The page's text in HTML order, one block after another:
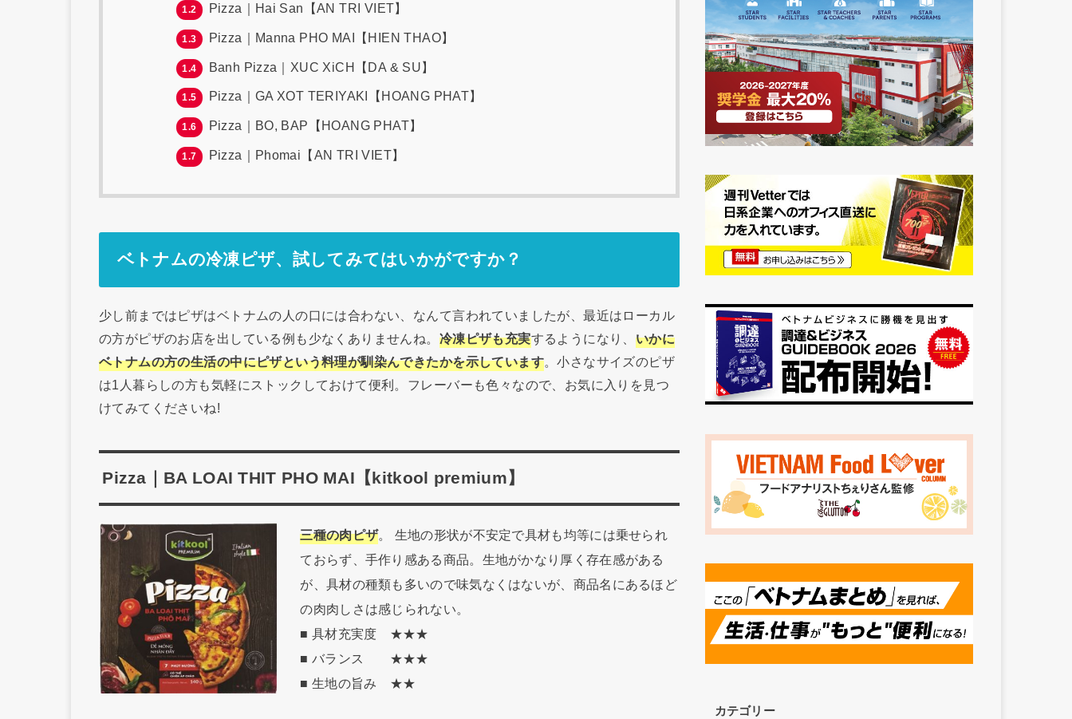
1.2 Pizza｜Hai San【AN TRI VIET】
1.3 Pizza｜Manna PHO MAI【HIEN THAO】
1.4 Banh Pizza｜XUC XiCH【DA & SU】
1.5 Pizza｜GA XOT TERIYAKI【HOANG PHAT】
1.6 Pizza｜BO, BAP【HOANG PHAT】
1.7 Pizza｜Phomai【AN TRI VIET】
ベトナムの冷凍ピザ、試してみてはいかがですか？
少し前まではピザはベトナムの人の口には合わない、なんて言われていましたが、最近はローカル
の方がピザのお店を出している例も少なくありませんね。 冷凍ピザも充実するようになり、 いかに
ベトナムの方の生活の中にピザという料理が馴染んできたかを示しています。小さなサイズのピザ
は1人暮らしの方も気軽にストックしておけて便利。フレーバーも色々なので、お気に入りを見つ
けてみてくださいね!
Pizza｜BA LOAI THIT PHO MAI【kitkool premium】
三種の肉ピザ。 生地の形状が不安定で具材も均等には乗せられ
ておらず、手作り感ある商品。生地がかなり厚く存在感がある
が、具材の種類も多いので味気なくはないが、商品名にあるほど
の肉肉しさは感じられない。
■ 具材充実度 ★★★
■ バランス ★★★
■ 生地の旨み ★★
カテゴリー